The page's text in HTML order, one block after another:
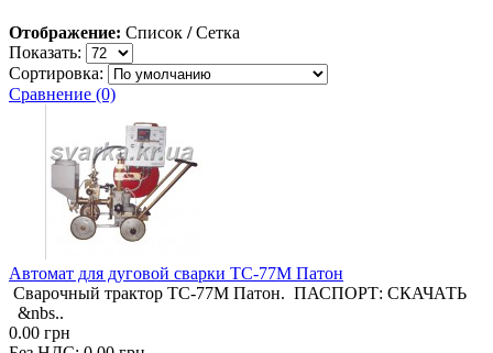
Отображение: Список / Сетка
Показать:
Сортировка:
Сравнение (0)
Автомат для дуговой сварки ТС-77М Патон
Сварочный трактор ТС-77М Патон. ПАСПОРТ: СКАЧАТЬ
&nbs..
0.00 грн